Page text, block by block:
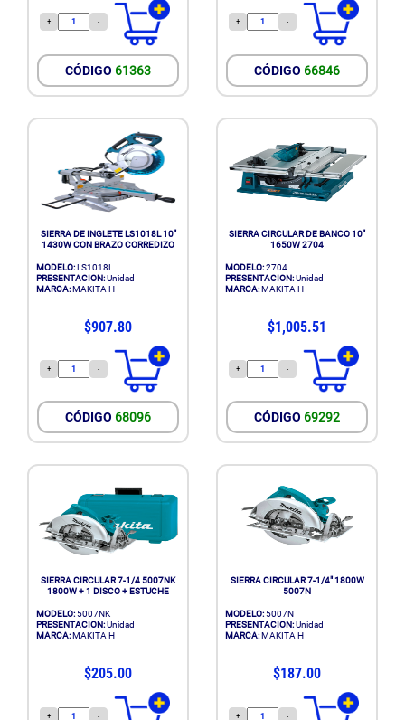
+ -
CÓDIGO 61363
+ -
CÓDIGO 66846
SIERRA DE INGLETE LS1018L 10"
1430W CON BRAZO CORREDIZO
MODELO:LS1018L
PRESENTACION:Unidad
MARCA:MAKITA H
$907.80
+ -
CÓDIGO 68096
SIERRA CIRCULAR DE BANCO 10"
1650W 2704
MODELO:2704
PRESENTACION:Unidad
MARCA:MAKITA H
$1,005.51
+ -
CÓDIGO 69292
SIERRA CIRCULAR 7-1/4 5007NK
1800W + 1 DISCO + ESTUCHE
MODELO:5007NK
PRESENTACION:Unidad
MARCA:MAKITA H
$205.00
+ -
SIERRA CIRCULAR 7-1/4" 1800W
5007N
MODELO:5007N
PRESENTACION:Unidad
MARCA:MAKITA H
$187.00
+ -